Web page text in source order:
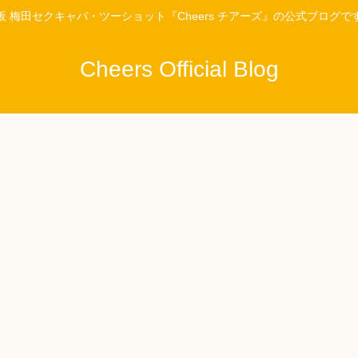
梅田セクキャバ・ツーショット『Cheers チアーズ』の公式ブログで
Cheers Official Blog